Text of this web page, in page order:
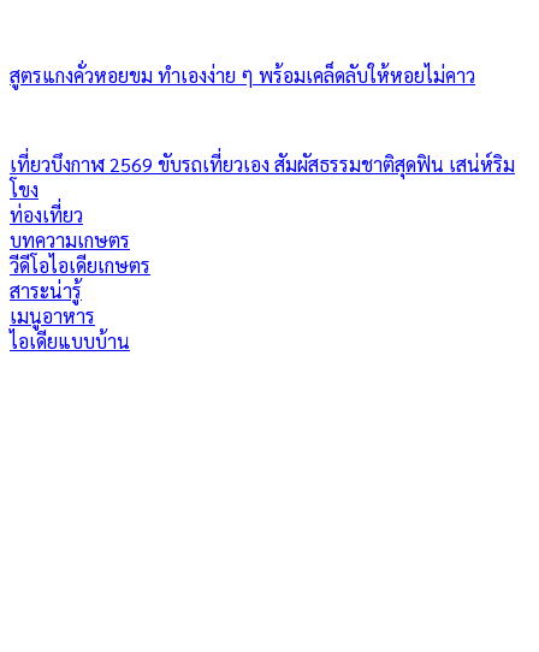
สูตรแกงคั่วหอยขม ทำเองง่าย ๆ พร้อมเคล็ดลับให้หอยไม่คาว
เที่ยวบึงกาฬ 2569 ขับรถเที่ยวเอง สัมผัสธรรมชาติสุดฟิน เสน่ห์ริม
โขง
ท่องเที่ยว
บทความเกษตร
วีดีโอไอเดียเกษตร
สาระน่ารู้
เมนูอาหาร
ไอเดียแบบบ้าน